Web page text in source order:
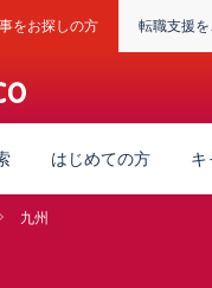
をお探しの方 転職支援
はじめての方 キ
九州